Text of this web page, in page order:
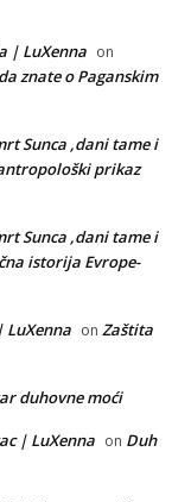
| LuXenna on
znate o Paganskim
Sunca ,dani tame i
prikaz
Sunca ,dani tame i
istorija Evrope-
on Zaštita
duhovne moći
| LuXenna on Duh